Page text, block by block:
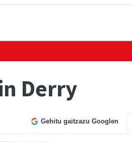
Derry
Gehitu gaitzazu Googlen